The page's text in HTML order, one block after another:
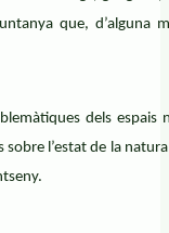
que, d’alguna
dels
l’estat de la